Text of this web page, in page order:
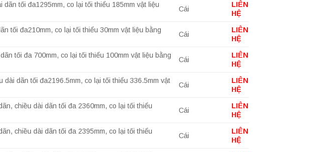
tối đa1295mm, co lại tối thiểu 185mm vật liệu
Cái
LIÊN
HỆ
tối đa210mm, co lại tối thiểu 30mm vật liệu bằng
Cái
LIÊN
HỆ
tối đa 700mm, co lại tối thiểu 100mm vật liệu bằng
Cái
LIÊN
HỆ
dãn tối đa2196.5mm, co lại tối thiểu 336.5mm vật
Cái
LIÊN
HỆ
chiều dài dãn tối đa 2360mm, co lại tối thiểu
Cái
LIÊN
HỆ
chiều dài dãn tối đa 2395mm, co lại tối thiểu
Cái
LIÊN
HỆ